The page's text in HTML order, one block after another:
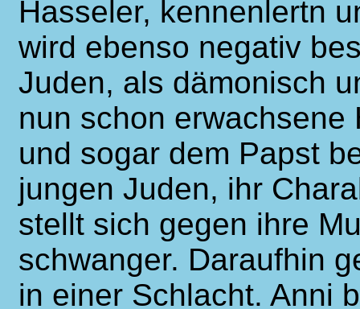
Hasseler, kennenlertn
wird ebenso negativ
Juden, als dämonisch
nun schon
und sogar dem Papst
jungen Juden, ihr
stellt sich gegen ihre
schwanger. Daraufhin
in einer Schlacht. Anni